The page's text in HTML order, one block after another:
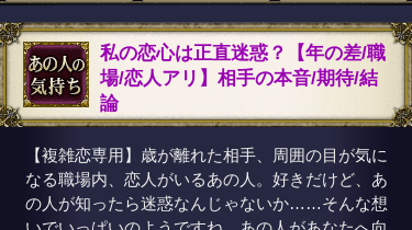
私の恋心は正直迷惑？【年の差/職
場/恋人アリ】相手の本音/期待/結
論
【複雑恋専用】歳が離れた相手、周囲の目が気に
なる職場内、恋人がいるあの人。好きだけど、あ
の人が知ったら迷惑なんじゃないか……そんな想